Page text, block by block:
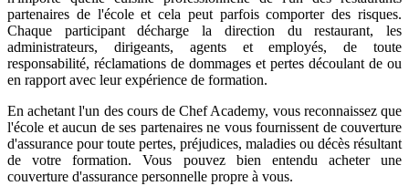
partenaires de l'école et cela peut parfois comporter des risques.
Chaque participant décharge la direction du restaurant, les
administrateurs, dirigeants, agents et employés, de toute
responsabilité, réclamations de dommages et pertes découlant de ou
en rapport avec leur expérience de formation.
En achetant l'un des cours de Chef Academy, vous reconnaissez que
l'école et aucun de ses partenaires ne vous fournissent de couverture
d'assurance pour toute pertes, préjudices, maladies ou décès résultant
de votre formation. Vous pouvez bien entendu acheter une
couverture d'assurance personnelle propre à vous.